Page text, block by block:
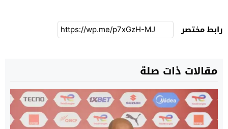
رابط مختصر
مقالات ذات صلة